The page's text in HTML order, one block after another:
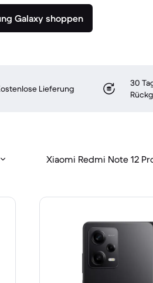
Galaxy shoppen
Lieferung
30
Xiaomi Redmi Note 12